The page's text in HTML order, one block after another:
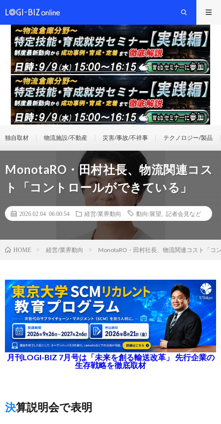
独自取材 物流施設/不動産 災害/事故/不祥事 テクノロジー/製品
MonotaRO・田村社長、物流関連コス
ト「コントロールができている」
2026.02.04 06:00:54 経営/業界動向 動向/展望 記者会見など
HOME 経営/業界動向 MonotaRO・田村社長、物流関連コスト「コ
月刊LOGI-BIZ 7月号は「未来を創る輸送改革」 先行企業の
生存戦略を徹底取材
決算説明会で表明